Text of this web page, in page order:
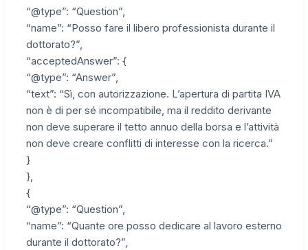
“@type”: “Question”,
“name”: “Posso fare il libero professionista durante il
dottorato?”,
“acceptedAnswer”: {
“@type”: “Answer”,
“text”: “Sì, con autorizzazione. L’apertura di partita IVA
non è di per sé incompatibile, ma il reddito derivante
non deve superare il tetto annuo della borsa e l’attività
non deve creare conflitti di interesse con la ricerca.”
}
},
{
“@type”: “Question”,
“name”: “Quante ore posso dedicare al lavoro esterno
durante il dottorato?”,